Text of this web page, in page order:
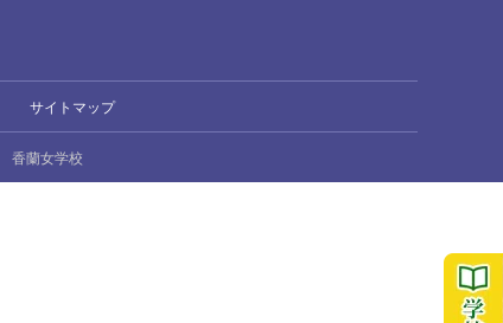
サイトマップ
香蘭女学校